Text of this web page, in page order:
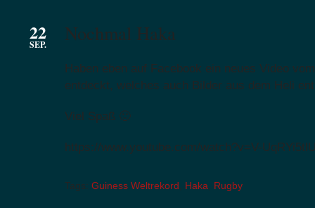
22
SEP. Nochmal Haka
Haben eben auf Facebook ein neues Video
entdeckt, welches auch Bilder aus dem Heli
Viel Spaß 🙂
https://www.youtube.com/watch?v=V-
Tags: Guiness Weltrekord Haka Rugby